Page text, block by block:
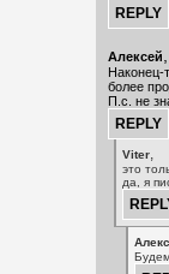
Алексей,
Наконец-
более
П.с. не
Viter,
это
да, я